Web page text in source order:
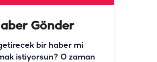
Gönder
bir haber mi
istiyorsun? O zaman